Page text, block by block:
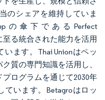
のシェアを維持していま
の傘下であるPerfect
る統合された能力を活用
います。Thai Unionはペッ
質の専門知識を活用し、
ログラムを通じて2030年
ています。Betagroはロッ